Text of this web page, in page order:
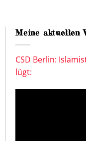
Meine aktuellen
CSD Berlin:
lügt: